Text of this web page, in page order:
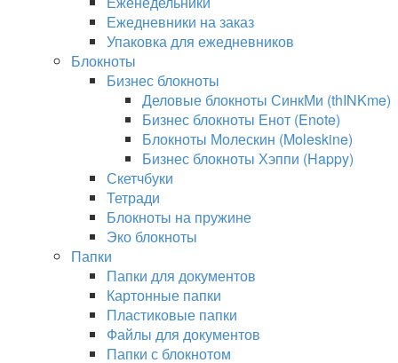
Ежедневники на заказ
Упаковка для ежедневников
Блокноты
Бизнес блокноты
Деловые блокноты СинкМи (thINKme)
Бизнес блокноты Енот (Enote)
Блокноты Молескин (Moleskine)
Бизнес блокноты Хэппи (Happy)
Скетчбуки
Тетради
Блокноты на пружине
Эко блокноты
Папки
Папки для документов
Картонные папки
Пластиковые папки
Файлы для документов
Папки с блокнотом